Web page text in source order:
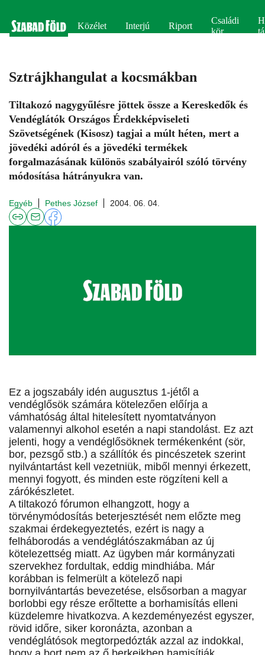
Közélet Interjú Riport
Családi
kör
Sztrájkhangulat a kocsmákban
Tiltakozó nagygyűlésre jöttek össze a Kereskedők és
Vendéglátók Országos Érdekképviseleti
Szövetségének (Kisosz) tagjai a múlt héten, mert a
jövedéki adóról és a jövedéki termékek
forgalmazásának különös szabályairól szóló törvény
módosítása hátrányukra van.
Egyéb Pethes József 2004. 06. 04.
Ez a jogszabály idén augusztus 1-jétől a
vendéglősök számára kötelezően előírja a
vámhatóság által hitelesített nyomtatványon
valamennyi alkohol esetén a napi standolást. Ez azt
jelenti, hogy a vendéglősöknek termékenként (sör,
bor, pezsgő stb.) a szállítók és pincészetek szerint
nyilvántartást kell vezetniük, miből mennyi érkezett,
mennyi fogyott, és minden este rögzíteni kell a
zárókészletet.
A tiltakozó fórumon elhangzott, hogy a
törvénymódosítás beterjesztését nem előzte meg
szakmai érdekegyeztetés, ezért is nagy a
felháborodás a vendéglátószakmában az új
kötelezettség miatt. Az ügyben már kormányzati
szervekhez fordultak, eddig mindhiába. Már
korábban is felmerült a kötelező napi
bornyilvántartás bevezetése, elsősorban a magyar
borlobbi egy része erőltette a borhamisítás elleni
küzdelemre hivatkozva. A kezdeményezést egyszer,
rövid időre, siker koronázta, azonban a
vendéglátósok megtorpedózták azzal az indokkal,